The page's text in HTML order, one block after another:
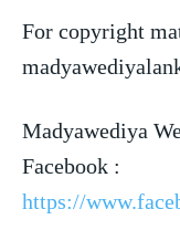
For copyright
Madyawediya
Facebook :
https://